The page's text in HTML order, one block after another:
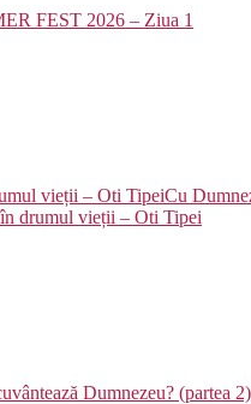
FEST 2026 – Ziua 1
vieții – Oti TipeiCu
drumul vieții – Oti Tipei
Dumnezeu? (partea